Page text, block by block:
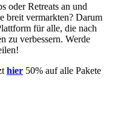
oder Retreats an und
breit vermarkten? Darum
für alle, die nach
zu verbessern. Werde
hier 50% auf alle Pakete